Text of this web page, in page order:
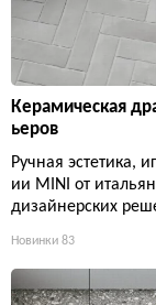
Керамическая
ьеров
Ручная эстетика,
ии MINI от
дизайнерских
Новинки 83